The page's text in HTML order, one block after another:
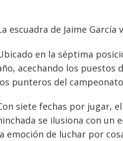
escuadra de Jaime
en la séptima
acechando los puestos
punteros del
siete fechas por jugar,
se ilusiona con un
emoción de luchar por